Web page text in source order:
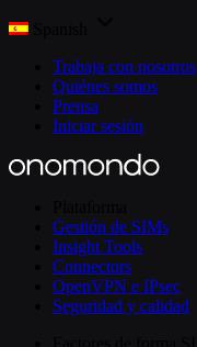
Trabaja con nosotros
Quiénes somos
Prensa
Iniciar sesión
Gestión de SIMs
Insight Tools
Connectors
OpenVPN e IPsec
Seguridad y calidad